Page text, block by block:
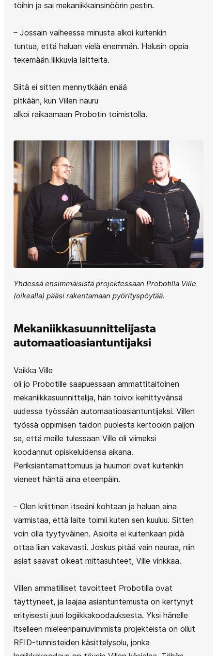
töihin ja sai mekaniikkainsinöörin pestin.
– Jossain vaiheessa minusta alkoi kuitenkin
tuntua, että haluan vielä enemmän. Halusin oppia
tekemään liikkuvia laitteita.
Siitä ei sitten mennytkään enää
pitkään, kun Villen nauru
alkoi raikaamaan Probotin toimistolla.
Yhdessä ensimmäisistä projektessaan Probotilla Ville
(oikealla) pääsi rakentamaan pyörityspöytää.
Mekaniikkasuunnittelijasta
automaatioasiantuntijaksi
Vaikka Ville
oli jo Probotille saapuessaan ammattitaitoinen
mekaniikkasuunnittelija, hän toivoi kehittyvänsä
uudessa työssään automaatioasiantuntijaksi. Villen
työssä oppimisen taidon puolesta kertookin paljon
se, että meille tulessaan Ville oli viimeksi
koodannut opiskeluidensa aikana.
Periksiantamattomuus ja huumori ovat kuitenkin
vieneet häntä aina eteenpäin.
– Olen kriittinen itseäni kohtaan ja haluan aina
varmistaa, että laite toimii kuten sen kuuluu. Sitten
voin olla tyytyväinen. Asioita ei kuitenkaan pidä
ottaa liian vakavasti. Joskus pitää vain nauraa, niin
asiat saavat oikeat mittasuhteet, Ville vinkkaa.
Villen ammatilliset tavoitteet Probotilla ovat
täyttyneet, ja laajaa asiantuntemusta on kertynyt
erityisesti juuri logiikkakoodauksesta. Yksi hänelle
itselleen mieleenpainuvimmista projekteista on ollut
RFID-tunnisteiden käsittelysolu, jonka